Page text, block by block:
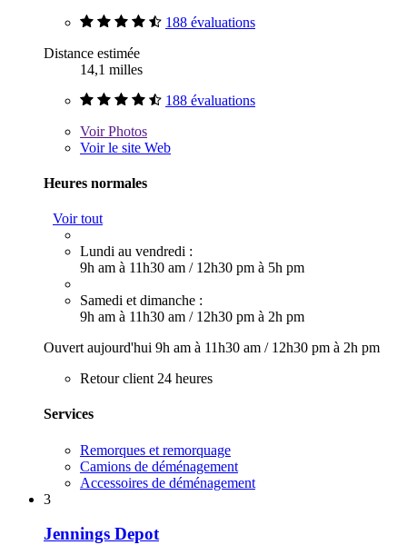
188 évaluations
Distance estimée
14,1 milles
188 évaluations
VoirPhotos
Voir le site Web
Heures normales
Voir tout
Lundi au vendredi :
9h am à 11h30 am / 12h30 pm à 5h pm
Samedi et dimanche :
9h am à 11h30 am / 12h30 pm à 2h pm
Ouvert aujourd'hui 9h am à 11h30 am / 12h30 pm à 2h pm
Retour client 24 heures
Services
Remorques et remorquage
Camions de déménagement
Accessoires de déménagement
3
Jennings Depot